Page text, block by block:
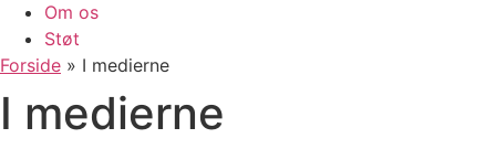
Om os
Støt
Forside » I medierne
I medierne